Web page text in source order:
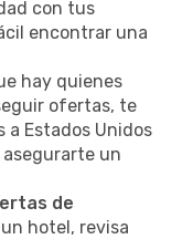
con tus
encontrar una
hay quienes
ofertas, te
a Estados Unidos
un
de
hotel, revisa